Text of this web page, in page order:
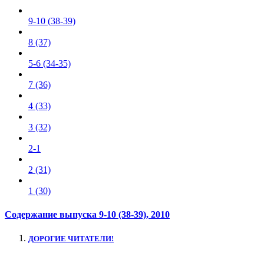
9-10 (38-39)
8 (37)
5-6 (34-35)
7 (36)
4 (33)
3 (32)
2-1
2 (31)
1 (30)
Содержание выпуска 9-10 (38-39), 2010
ДОРОГИЕ ЧИТАТЕЛИ!